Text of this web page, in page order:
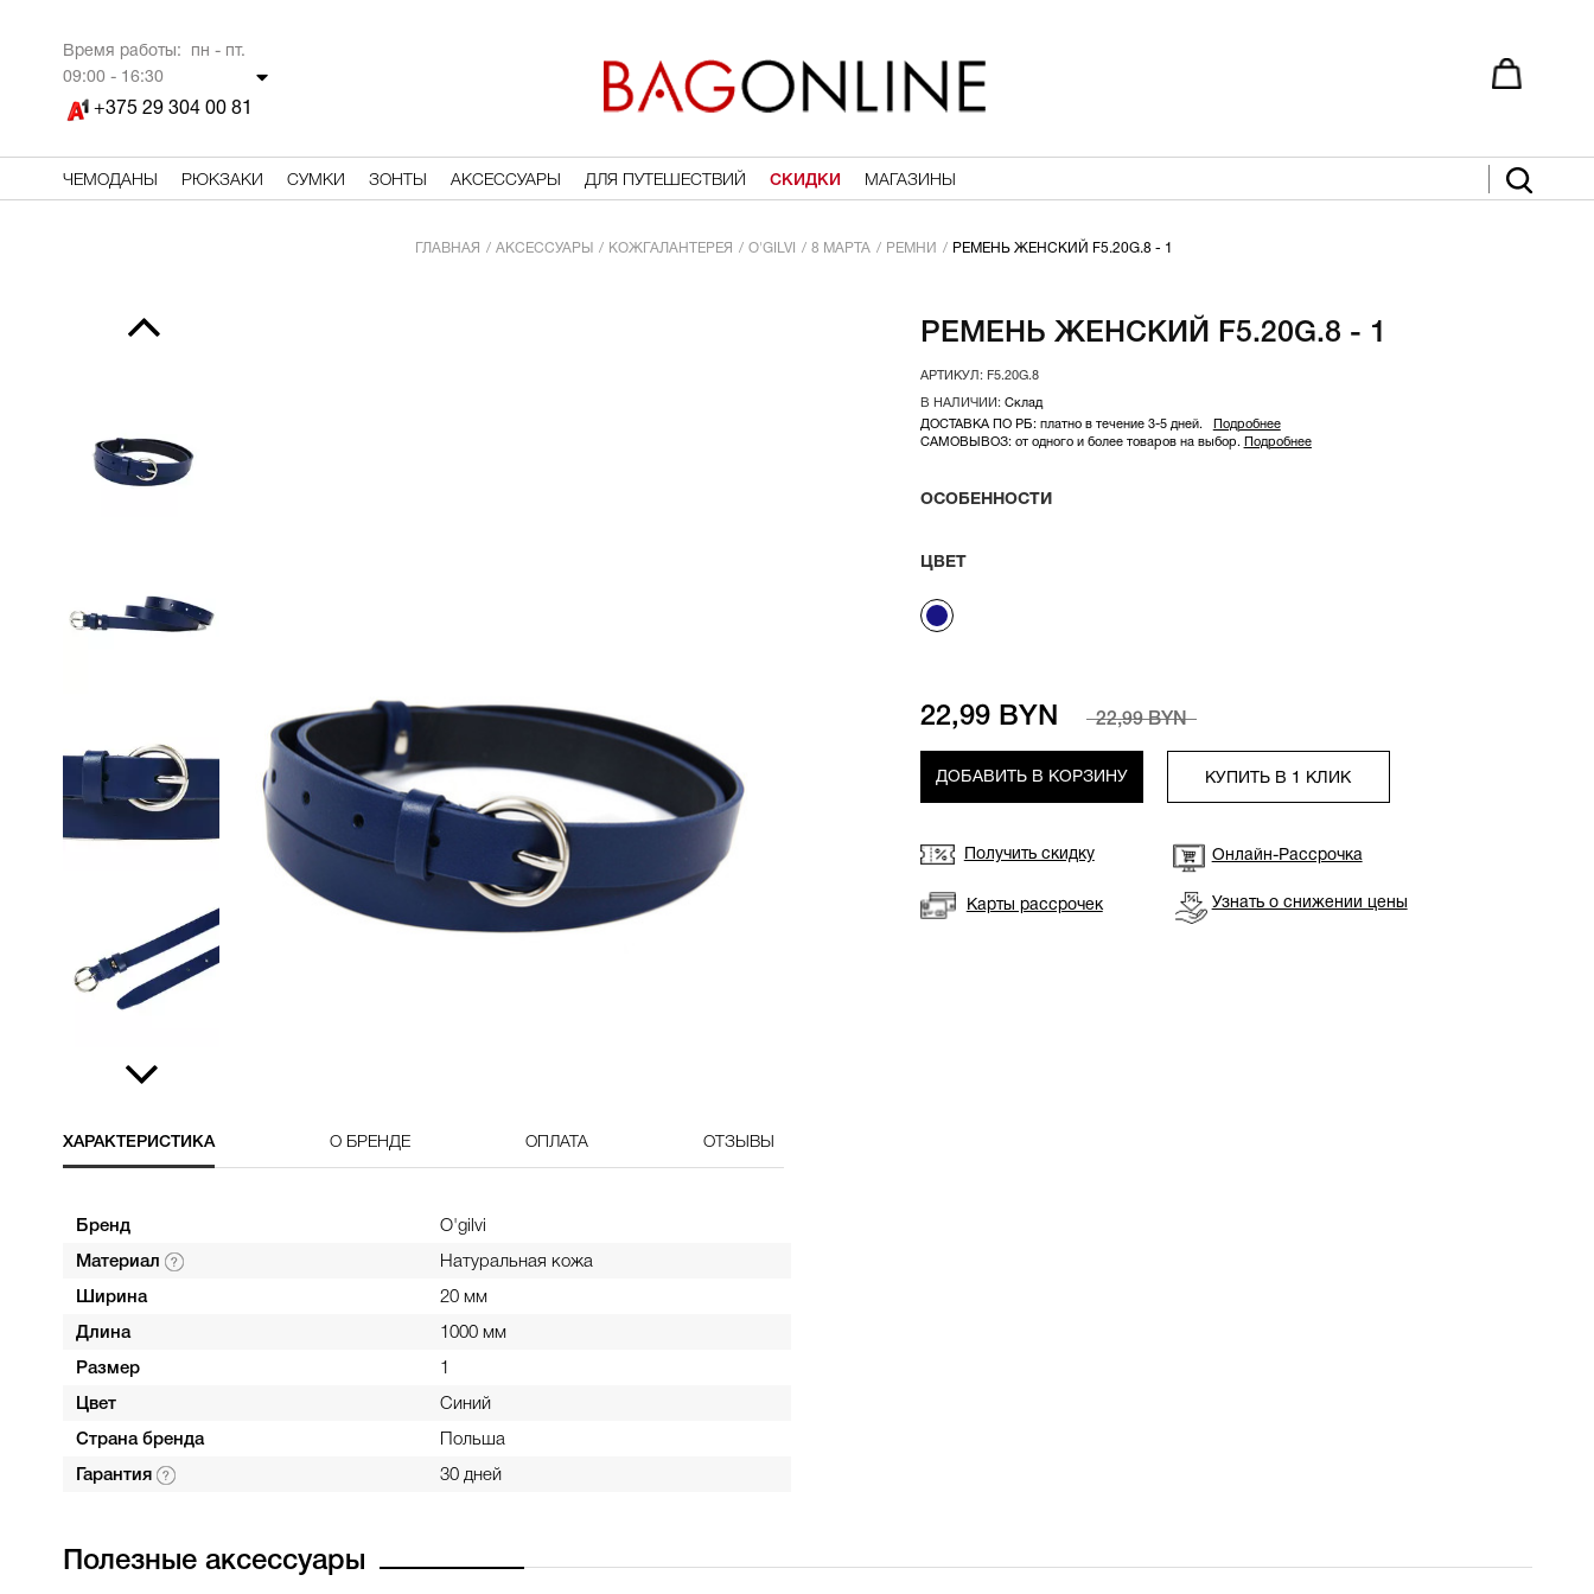
Время работы: пн - пт.
09:00 - 16:30
+375 29 304 00 81
ЧЕМОДАНЫ РЮКЗАКИ СУМКИ ЗОНТЫ АКСЕССУАРЫ ДЛЯ ПУТЕШЕСТВИЙ СКИДКИ МАГАЗИНЫ
ГЛАВНАЯ АКСЕССУАРЫ КОЖГАЛАНТЕРЕЯ O'GILVI 8 МАРТА РЕМНИ РЕМЕНЬ ЖЕНСКИЙ F5.20G.8 - 1
РЕМЕНЬ ЖЕНСКИЙ F5.20G.8 - 1
F5.20G.8
Склад
ДОСТАВКА ПО РБ: платно в течение 3-5 дней.
Подробнее
САМОВЫВОЗ: от одного и более товаров на выбор.
Подробнее
ОСОБЕННОСТИ
ЦВЕТ
22,99 BYN 22,99 BYN
ДОБАВИТЬ В КОРЗИНУ КУПИТЬ В 1 КЛИК
Получить скидку Онлайн-Рассрочка
Карты рассрочек Узнать о снижении цены
ХАРАКТЕРИСТИКА О БРЕНДЕ ОПЛАТА ОТЗЫВЫ
Бренд O'gilvi
Материал Натуральная кожа
Ширина 20 мм
Длина 1000 мм
Размер 1
Цвет Синий
Страна бренда Польша
Гарантия 30 дней
Полезные аксессуары